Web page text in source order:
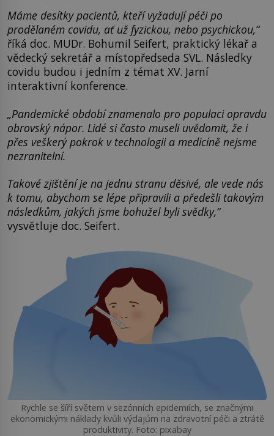
Máme desítky pacientů, kteří vyžadují péči po
prodělaném covidu, ať už fyzickou, nebo psychickou,“
říká doc. MUDr. Bohumil Seifert, praktický lékař a
vědecký sekretář a místopředseda SVL. Následky
covidu budou i jedním z témat XV. Jarní
interaktivní konference.
„Pandemické období znamenalo pro populaci opravdu
obrovský nápor. Lidé si často museli uvědomit, že i
přes veškerý pokrok v technologii a medicíně nejsme
nezranitelní.
Takové zjištění je na jednu stranu děsivé, ale vede nás
k tomu, abychom se lépe připravili a předešli takovým
následkům, jakých jsme bohužel byli svědky,“
vysvětluje doc. Seifert.
Rychle se šíří světem v sezónních epidemiích, se značnými
ekonomickými náklady kvůli výdajům na zdravotní péči a ztrátě
produktivity. Foto: pixabay